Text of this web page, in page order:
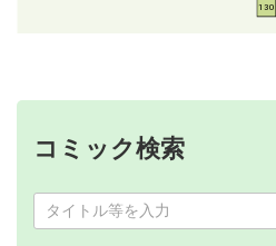
130
コミック検索